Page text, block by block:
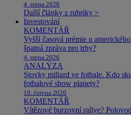
4. srpna 2026
Další články z rubriky >
Investování
KOMENTÁŘ
Vyšší časová prémie u
špatná zpráva pro trhy?
4. srpna 2026
ANALÝZA
Stovky miliard ve fotbale. Kdo
fotbalové show planety?
10. června 2026
KOMENTÁŘ
Vítězové burzovní rallye?